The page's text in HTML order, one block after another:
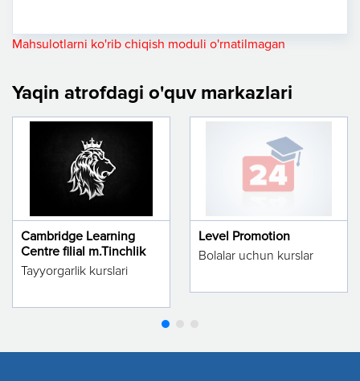
Mahsulotlarni ko'rib chiqish moduli o'rnatilmagan
Yaqin atrofdagi o'quv markazlari
Cambridge Learning
Centre filial m.Tinchlik
Tayyorgarlik kurslari
Level Promotion
Bolalar uchun kurslar